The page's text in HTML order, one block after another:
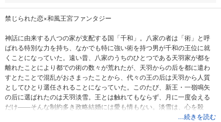
禁じられた恋×和風王宮ファンタジー
神話に由来する八つの家が支配する国「千和」。八家の者は「術」と呼
ばれる特別な力を持ち、なかでも特に強い術を持つ男が千和の王位に就
くことになっていた。遠い昔、八家のうちのひとつである天羽家が都を
離れたことにより都での術の数々が荒れたが、天羽からの后を都に遣わ
すとたことで混乱がおさまったことから、代々の王の后は天羽から人質
としてひとり選任されることになっていた。このたび、新王・一嶺鳴矢
の后に選ばれたのは天羽淡雪。王とは触れてもならず、月に一度会える
だけ――そんな制約多き政略結婚には愛も情もない。淡雪は、心を殺
し、自らの人質としての任務を遂行しようとしていた。だが、淡雪自身
...続きを読む